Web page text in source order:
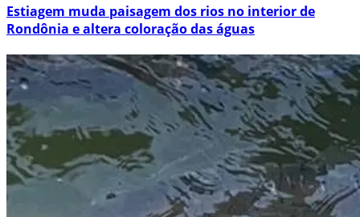
Estiagem muda paisagem dos rios no interior de
Rondônia e altera coloração das águas